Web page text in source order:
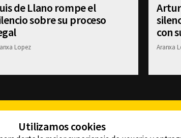
de Llano rompe el
sobre su proceso
Lopez
con
Aranxa
Utilizamos cookies